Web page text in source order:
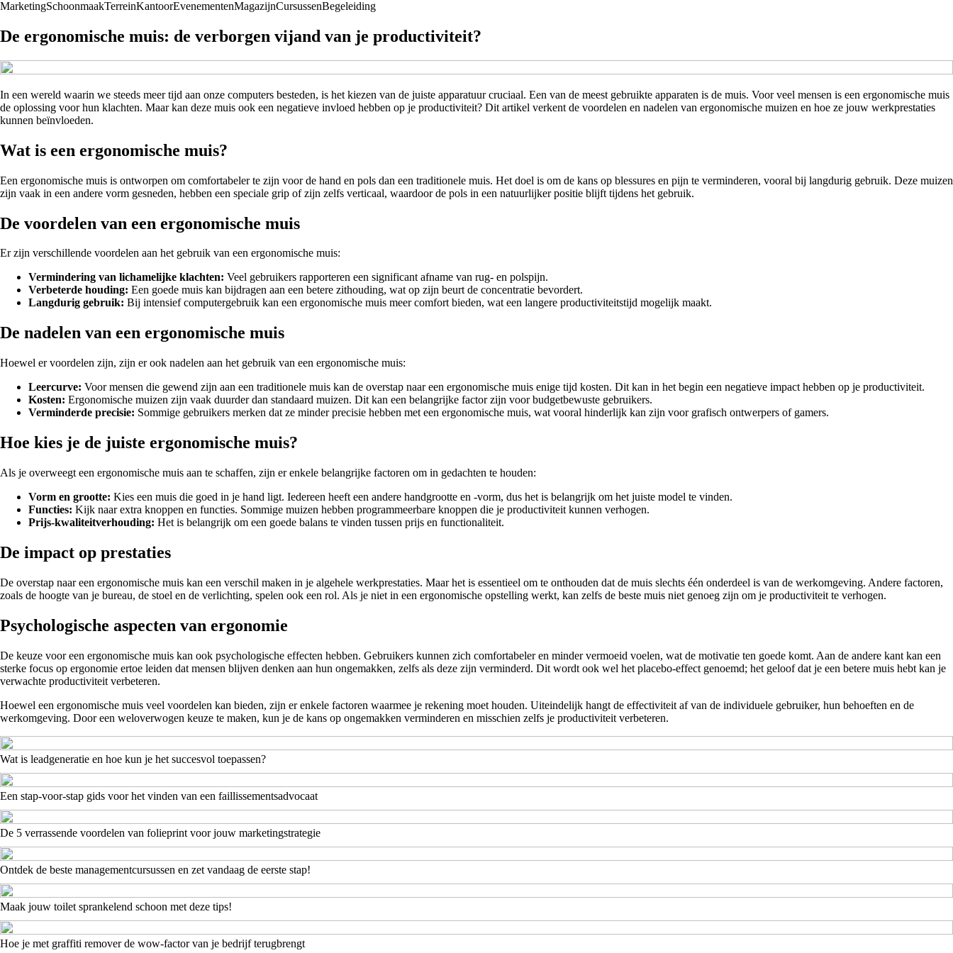
MarketingSchoonmaakTerreinKantoorEvenementenMagazijnCursussenBegeleiding
De ergonomische muis: de verborgen vijand van je productiviteit?
In een wereld waarin we steeds meer tijd aan onze computers besteden, is het kiezen van de juiste apparatuur cruciaal. Een van de meest gebruikte apparaten is de muis. Voor veel mensen is een ergonomische muis
de oplossing voor hun klachten. Maar kan deze muis ook een negatieve invloed hebben op je productiviteit? Dit artikel verkent de voordelen en nadelen van ergonomische muizen en hoe ze jouw werkprestaties
kunnen beïnvloeden.
Wat is een ergonomische muis?
Een ergonomische muis is ontworpen om comfortabeler te zijn voor de hand en pols dan een traditionele muis. Het doel is om de kans op blessures en pijn te verminderen, vooral bij langdurig gebruik. Deze muizen
zijn vaak in een andere vorm gesneden, hebben een speciale grip of zijn zelfs verticaal, waardoor de pols in een natuurlijker positie blijft tijdens het gebruik.
De voordelen van een ergonomische muis
Er zijn verschillende voordelen aan het gebruik van een ergonomische muis:
Vermindering van lichamelijke klachten: Veel gebruikers rapporteren een significant afname van rug- en polspijn.
Verbeterde houding: Een goede muis kan bijdragen aan een betere zithouding, wat op zijn beurt de concentratie bevordert.
Langdurig gebruik: Bij intensief computergebruik kan een ergonomische muis meer comfort bieden, wat een langere productiviteitstijd mogelijk maakt.
De nadelen van een ergonomische muis
Hoewel er voordelen zijn, zijn er ook nadelen aan het gebruik van een ergonomische muis:
Leercurve: Voor mensen die gewend zijn aan een traditionele muis kan de overstap naar een ergonomische muis enige tijd kosten. Dit kan in het begin een negatieve impact hebben op je productiviteit.
Kosten: Ergonomische muizen zijn vaak duurder dan standaard muizen. Dit kan een belangrijke factor zijn voor budgetbewuste gebruikers.
Verminderde precisie: Sommige gebruikers merken dat ze minder precisie hebben met een ergonomische muis, wat vooral hinderlijk kan zijn voor grafisch ontwerpers of gamers.
Hoe kies je de juiste ergonomische muis?
Als je overweegt een ergonomische muis aan te schaffen, zijn er enkele belangrijke factoren om in gedachten te houden:
Vorm en grootte: Kies een muis die goed in je hand ligt. Iedereen heeft een andere handgrootte en -vorm, dus het is belangrijk om het juiste model te vinden.
Functies: Kijk naar extra knoppen en functies. Sommige muizen hebben programmeerbare knoppen die je productiviteit kunnen verhogen.
Prijs-kwaliteitverhouding: Het is belangrijk om een goede balans te vinden tussen prijs en functionaliteit.
De impact op prestaties
De overstap naar een ergonomische muis kan een verschil maken in je algehele werkprestaties. Maar het is essentieel om te onthouden dat de muis slechts één onderdeel is van de werkomgeving. Andere factoren,
zoals de hoogte van je bureau, de stoel en de verlichting, spelen ook een rol. Als je niet in een ergonomische opstelling werkt, kan zelfs de beste muis niet genoeg zijn om je productiviteit te verhogen.
Psychologische aspecten van ergonomie
De keuze voor een ergonomische muis kan ook psychologische effecten hebben. Gebruikers kunnen zich comfortabeler en minder vermoeid voelen, wat de motivatie ten goede komt. Aan de andere kant kan een
sterke focus op ergonomie ertoe leiden dat mensen blijven denken aan hun ongemakken, zelfs als deze zijn verminderd. Dit wordt ook wel het placebo-effect genoemd; het geloof dat je een betere muis hebt kan je
verwachte productiviteit verbeteren.
Hoewel een ergonomische muis veel voordelen kan bieden, zijn er enkele factoren waarmee je rekening moet houden. Uiteindelijk hangt de effectiviteit af van de individuele gebruiker, hun behoeften en de
werkomgeving. Door een weloverwogen keuze te maken, kun je de kans op ongemakken verminderen en misschien zelfs je productiviteit verbeteren.
Wat is leadgeneratie en hoe kun je het succesvol toepassen?
Een stap-voor-stap gids voor het vinden van een faillissementsadvocaat
De 5 verrassende voordelen van folieprint voor jouw marketingstrategie
Ontdek de beste managementcursussen en zet vandaag de eerste stap!
Maak jouw toilet sprankelend schoon met deze tips!
Hoe je met graffiti remover de wow-factor van je bedrijf terugbrengt